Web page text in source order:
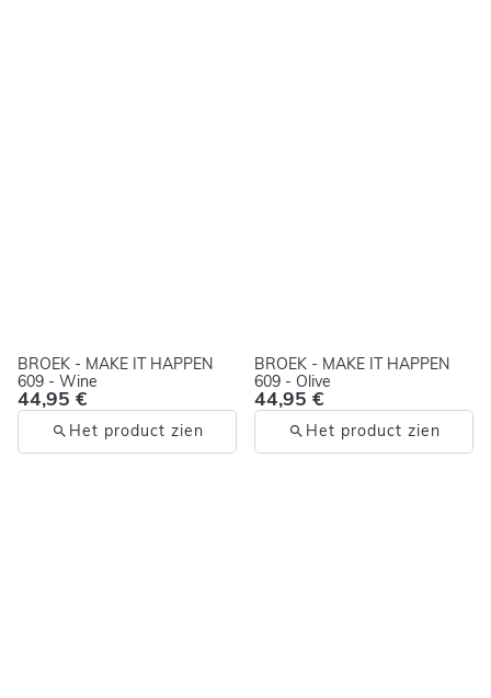
BROEK - MAKE IT HAPPEN
609 - Wine
44,95 €
Het product zien
BROEK - MAKE IT HAPPEN
609 - Olive
44,95 €
Het product zien